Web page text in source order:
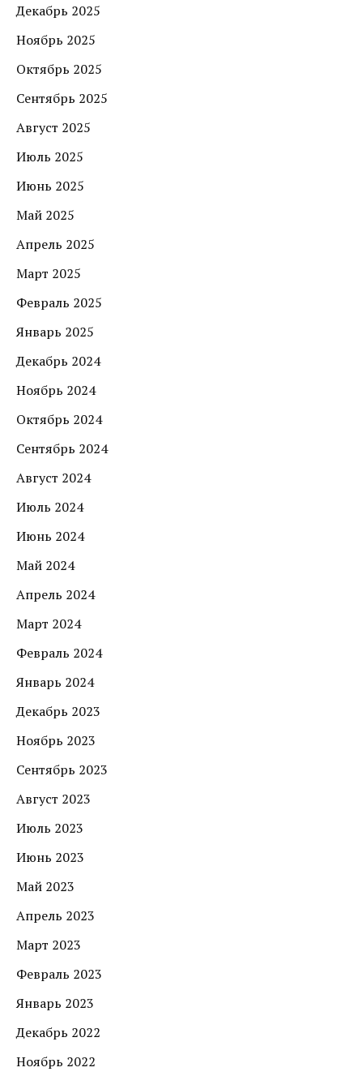
Декабрь 2025
Ноябрь 2025
Октябрь 2025
Сентябрь 2025
Август 2025
Июль 2025
Июнь 2025
Май 2025
Апрель 2025
Март 2025
Февраль 2025
Январь 2025
Декабрь 2024
Ноябрь 2024
Октябрь 2024
Сентябрь 2024
Август 2024
Июль 2024
Июнь 2024
Май 2024
Апрель 2024
Март 2024
Февраль 2024
Январь 2024
Декабрь 2023
Ноябрь 2023
Сентябрь 2023
Август 2023
Июль 2023
Июнь 2023
Май 2023
Апрель 2023
Март 2023
Февраль 2023
Январь 2023
Декабрь 2022
Ноябрь 2022